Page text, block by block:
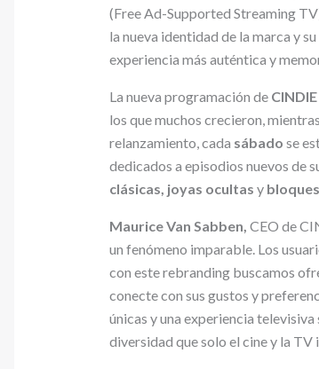
(Free Ad-Supported Streaming
la nueva identidad de la marca y
experiencia más auténtica y
La nueva programación de
los que muchos crecieron,
relanzamiento, cada sábado se
dedicados a episodios nuevos de
clásicas, joyas ocultas y
Maurice Van Sabben, CEO de
un fenómeno imparable. Los
con este rebranding buscamos
conecte con sus gustos y
únicas y una experiencia
diversidad que solo el cine y la